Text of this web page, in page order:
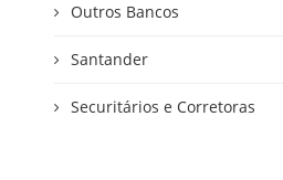
Outros Bancos
Santander
Securitários e Corretoras